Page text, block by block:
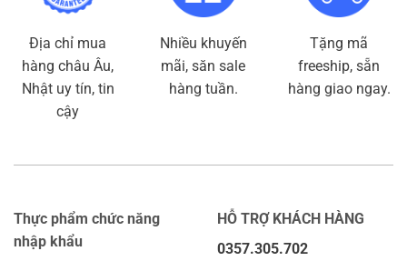
Địa chỉ mua
hàng châu Âu,
Nhật uy tín, tin
cậy
Nhiều khuyến
mãi, săn sale
hàng tuần.
Tặng mã
freeship, sẵn
hàng giao ngay.
Thực phẩm chức năng
nhập khẩu
HỖ TRỢ KHÁCH HÀNG
0357.305.702